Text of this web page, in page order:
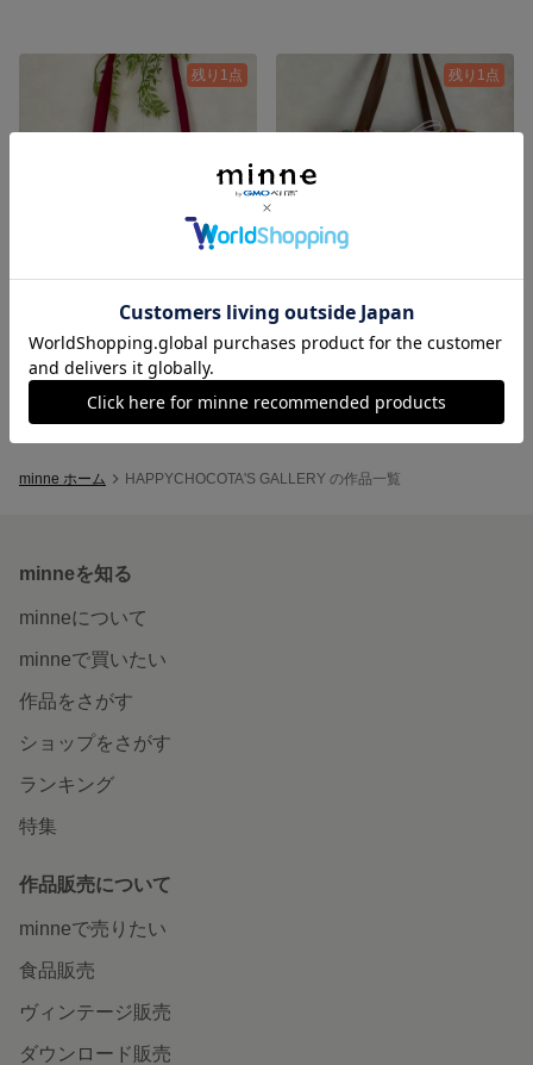
残り1点
お財布ポシェット
4,800円
残り1点
肩かけバッグ
4,800円
minne ホーム HAPPYCHOCOTA'S GALLERY の作品一覧
minneを知る
minneについて
minneで買いたい
作品をさがす
ショップをさがす
ランキング
特集
作品販売について
minneで売りたい
食品販売
ヴィンテージ販売
ダウンロード販売